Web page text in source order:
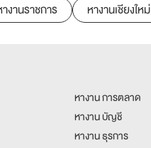
งานราชการ หางานเชียงใหม่
หางาน การตลาด
หางาน บัญชี
หางาน ธุรการ